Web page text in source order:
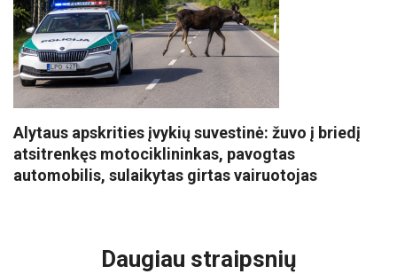
Alytaus apskrities įvykių suvestinė: žuvo į briedį
atsitrenkęs motociklininkas, pavogtas
automobilis, sulaikytas girtas vairuotojas
Daugiau straipsnių